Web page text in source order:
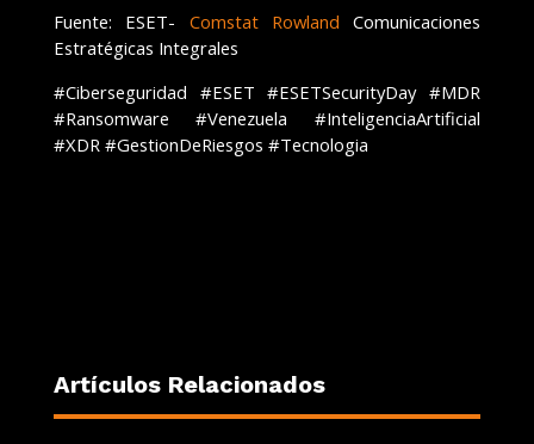
Fuente: ESET- Comstat Rowland Comunicaciones
Estratégicas Integrales
#Ciberseguridad #ESET #ESETSecurityDay #MDR
#Ransomware #Venezuela #InteligenciaArtificial
#XDR #GestionDeRiesgos #Tecnologia
Artículos Relacionados